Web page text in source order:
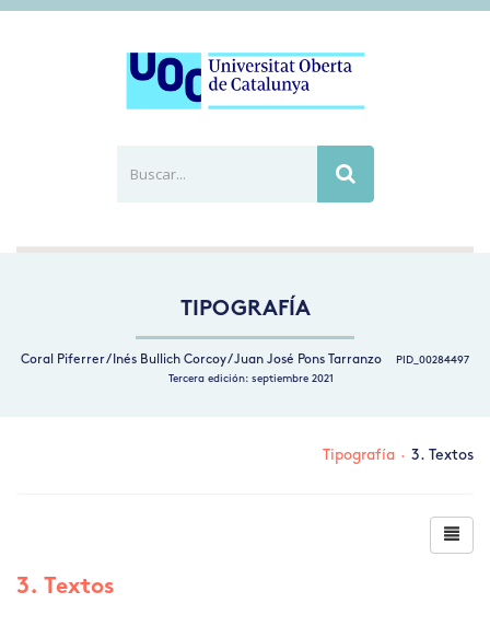
TIPOGRAFÍA
Coral Piferrer / Inés Bullich Corcoy / Juan José Pons Tarranzo
PID_00284497
Tercera edición: septiembre 2021
Tipografía · 3. Textos
3. Textos